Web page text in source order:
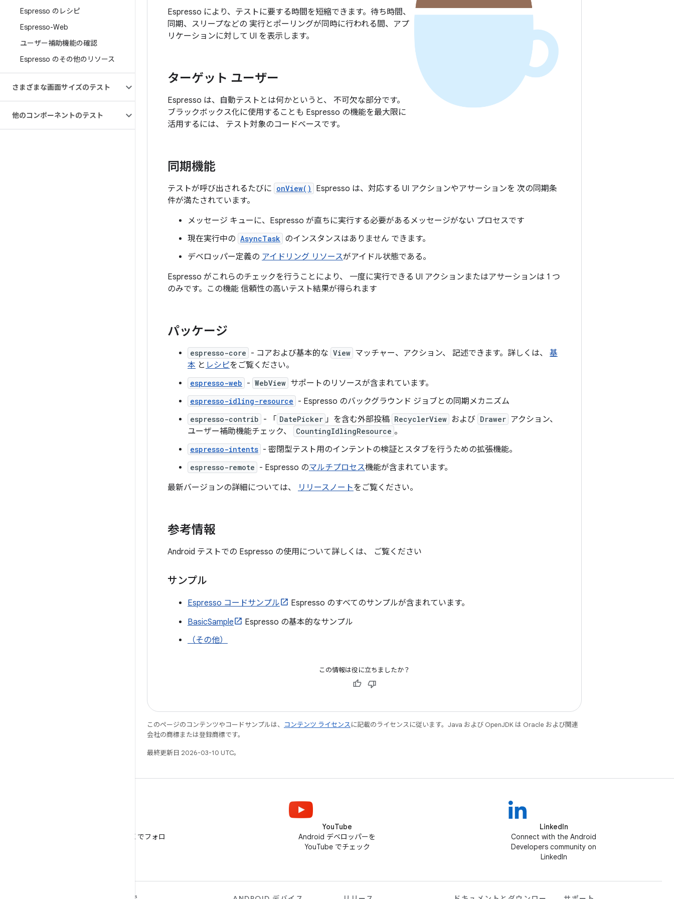
Espresso のレシピ
Espresso-Web
ユーザー補助機能の確認
Espresso のその他のリソース
さまざまな画面サイズのテスト
他のコンポーネントのテスト
Espresso により、テストに要する時間を短縮できます。待ち時間、
同期、スリープなどの 実行とポーリングが同時に行われる間、アプ
リケーションに対して UI を表示します。
ターゲット ユーザー
Espresso は、自動テストとは何かというと、 不可欠な部分です。
ブラックボックス化に使用することも Espresso の機能を最大限に
活用するには、 テスト対象のコードベースです。
同期機能
テストが呼び出されるたびに onView()
Espresso は、対応する UI アクションやアサーションを 次の同期条
件が満たされています。
メッセージ キューに、Espresso が直ちに実行する必要があるメッセージがない プロセスです
現在実行中の AsyncTask のインスタンスはありません できます。
デベロッパー定義の アイドリング リソースがアイドル状態である。
Espresso がこれらのチェックを行うことにより、 一度に実行できる UI アクションまたはアサーションは 1 つ
のみです。この機能 信頼性の高いテスト結果が得られます
パッケージ
espresso-core - コアおよび基本的な View マッチャー、アクション、 記述できます。詳しくは、 基
本 と レシピをご覧ください。
espresso-web - WebView サポートのリソースが含まれています。
espresso-idling-resource - Espresso のバックグラウンド ジョブとの同期メカニズム
espresso-contrib - 「 DatePicker 」を含む外部投稿 RecyclerView および Drawer アクション、
ユーザー補助機能チェック、
CountingIdlingResource 。
espresso-intents - 密閉型テスト用のインテントの検証とスタブを行うための拡張機能。
espresso-remote - Espresso のマルチプロセス機能が含まれています。
最新バージョンの詳細については、
リリースノートをご覧ください。
参考情報
Android テストでの Espresso の使用について詳しくは、 ご覧ください
サンプル
Espresso コードサンプル
Espresso のすべてのサンプルが含まれています。
BasicSample
Espresso の基本的なサンプル
（その他）
この情報は役に立ちましたか？
このページのコンテンツやコードサンプルは、 コンテンツ ライセンスに記載のライセンスに従います。Java および OpenJDK は Oracle および関連
会社の商標または登録商標です。
最終更新日 2026-03-10 UTC。
@AndroidDev を X でフォロ
YouTube
Android デベロッパーを
YouTube でチェック
LinkedIn
Connect with the Android
Developers community on
LinkedIn